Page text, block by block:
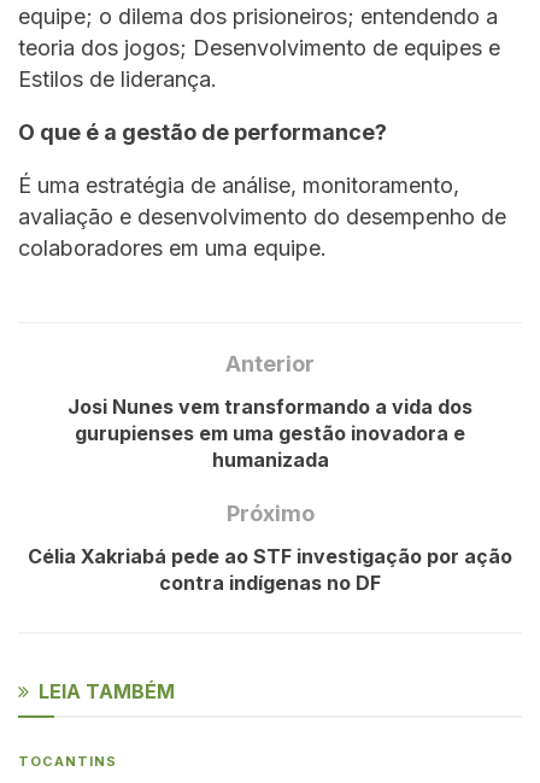
equipe; o dilema dos prisioneiros; entendendo a
teoria dos jogos; Desenvolvimento de equipes e
Estilos de liderança.
O que é a gestão de performance?
É uma estratégia de análise, monitoramento,
avaliação e desenvolvimento do desempenho de
colaboradores em uma equipe.
Anterior
Josi Nunes vem transformando a vida dos
gurupienses em uma gestão inovadora e
humanizada
Próximo
Célia Xakriabá pede ao STF investigação por ação
contra indígenas no DF
LEIA TAMBÉM
TOCANTINS